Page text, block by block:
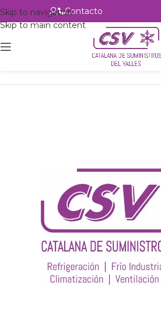
Skip to navigation
Skip to main content
Contacto
Intercambio